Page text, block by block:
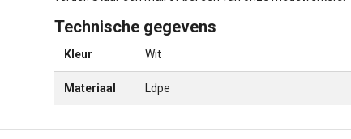
Technische gegevens
Kleur Wit
Materiaal Ldpe